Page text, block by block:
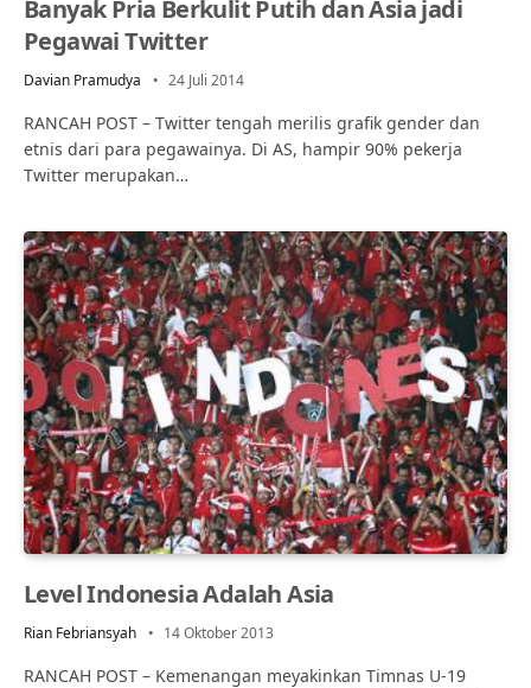
Banyak Pria Berkulit Putih dan Asia jadi
Pegawai Twitter
Davian Pramudya 24 Juli 2014
RANCAH POST – Twitter tengah merilis grafik gender dan
etnis dari para pegawainya. Di AS, hampir 90% pekerja
Twitter merupakan…
Level Indonesia Adalah Asia
Rian Febriansyah 14 Oktober 2013
RANCAH POST – Kemenangan meyakinkan Timnas U-19